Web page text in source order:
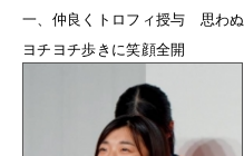
一、仲良くトロフィ授与 思わぬ
ヨチヨチ歩きに笑顔全開
2月26日 08時20分